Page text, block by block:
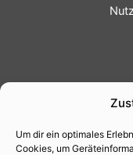
Um dir ein optimales
Cookies, um